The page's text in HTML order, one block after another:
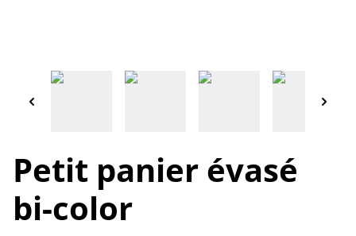
Petit panier évasé
bi-color